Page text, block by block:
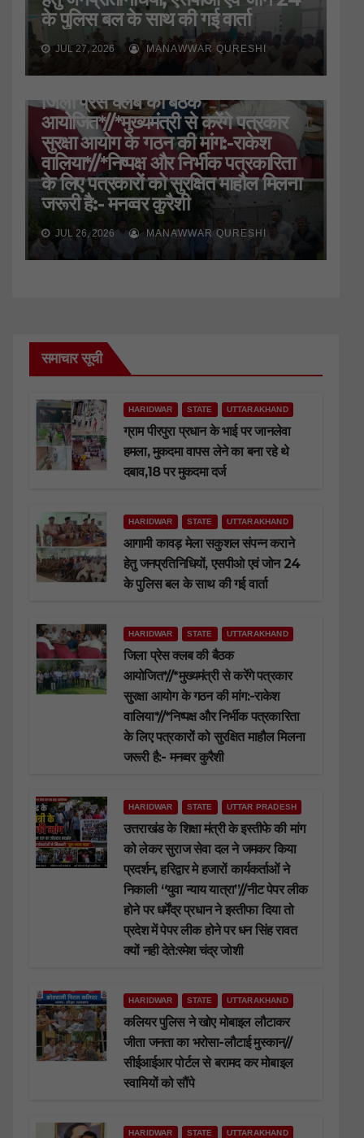
के पुलिस बल के साथ की गई वार्ता
JUL 27, 2026 MANAWWAR QURESHI
जिला प्रेस क्लब की बैठक
आयोजित*//*मुख्यमंत्री से करेंगे पत्रकार
सुरक्षा आयोग के गठन की मांग:-राकेश
वालिया*//*निष्पक्ष और निर्भीक पत्रकारिता
के लिए पत्रकारों को सुरक्षित माहौल मिलना
जरूरी है:- मनव्वर कुरैशी
JUL 26, 2026 MANAWWAR QURESHI
समाचार सूची
HARIDWAR STATE UTTARAKHAND
ग्राम पीरपुरा प्रधान के भाई पर जानलेवा
हमला, मुकदमा वापस लेने का बना रहे थे
दबाव,18 पर मुकदमा दर्ज
HARIDWAR STATE UTTARAKHAND
आगामी कावड़ मेला सकुशल संपन्न कराने
हेतु जनप्रतिनिधियों, एसपीओ एवं जोन 24
के पुलिस बल के साथ की गई वार्ता
HARIDWAR STATE UTTARAKHAND
जिला प्रेस क्लब की बैठक
आयोजित*//*मुख्यमंत्री से करेंगे पत्रकार
सुरक्षा आयोग के गठन की मांग:-राकेश
वालिया*//*निष्पक्ष और निर्भीक पत्रकारिता
के लिए पत्रकारों को सुरक्षित माहौल मिलना
जरूरी है:- मनव्वर कुरैशी
HARIDWAR STATE UTTAR PRADESH
उत्तराखंड के शिक्षा मंत्री के इस्तीफे की मांग
को लेकर सुराज सेवा दल ने जमकर किया
प्रदर्शन, हरिद्वार मे हजारों कार्यकर्ताओं ने
निकाली “युवा न्याय यात्रा”//नीट पेपर लीक
होने पर धर्मेंद्र प्रधान ने इस्तीफा दिया तो
प्रदेश में पेपर लीक होने पर धन सिंह रावत
क्यों नही देते:रमेश चंद्र जोशी
HARIDWAR STATE UTTARAKHAND
कलियर पुलिस ने खोए मोबाइल लौटाकर
जीता जनता का भरोसा-लौटाई मुस्कान//
सीईआईआर पोर्टल से बरामद कर मोबाइल
स्वामियों को सौंपे
HARIDWAR STATE UTTARAKHAND